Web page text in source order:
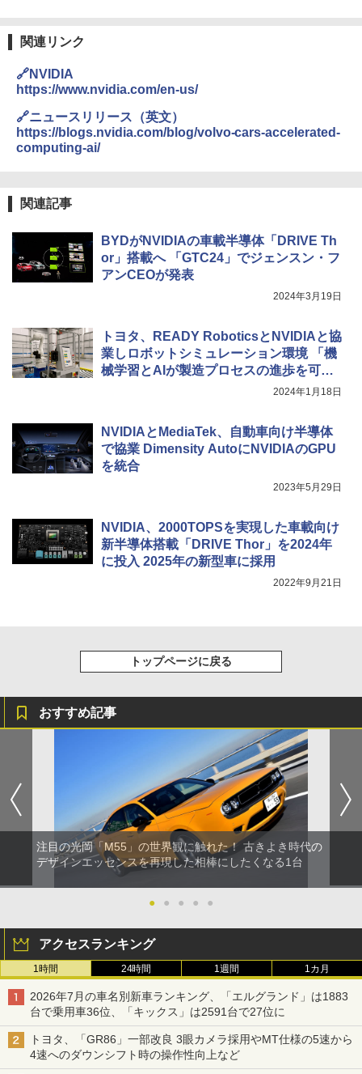
関連リンク
🔗NVIDIA
https://www.nvidia.com/en-us/
🔗ニュースリリース（英文）
https://blogs.nvidia.com/blog/volvo-cars-accelerated-
computing-ai/
関連記事
BYDがNVIDIAの車載半導体「DRIVE Th
or」搭載へ 「GTC24」でジェンスン・フ
アンCEOが発表
2024年3月19日
トヨタ、READY RoboticsとNVIDIAと協
業しロボットシミュレーション環境 「機
械学習とAIが製造プロセスの進歩を可能
2024年1月18日
NVIDIAとMediaTek、自動車向け半導体
で協業 Dimensity AutoにNVIDIAのGPU
を統合
2023年5月29日
NVIDIA、2000TOPSを実現した車載向け
新半導体搭載「DRIVE Thor」を2024年
に投入 2025年の新型車に採用
2022年9月21日
トップページに戻る
おすすめ記事
注目の光岡「M55」の世界観に触れた！ 古きよき時代の
デザインエッセンスを再現した相棒にしたくなる1台
● ● ● ● ●
アクセスランキング
1時間 24時間 1週間 1カ月
2026年7月の車名別新車ランキング、「エルグランド」は1883
台で乗用車36位、「キックス」は2591台で27位に
トヨタ、「GR86」一部改良 3眼カメラ採用やMT仕様の5速から
4速へのダウンシフト時の操作性向上など